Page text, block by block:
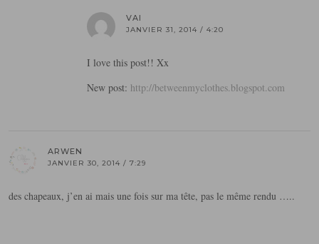
VAI
JANVIER 31, 2014 / 4:20
I love this post!! Xx
New post: http://betweenmyclothes.blogspot.com
ARWEN
JANVIER 30, 2014 / 7:29
des chapeaux, j’en ai mais une fois sur ma tête, pas le même rendu …..